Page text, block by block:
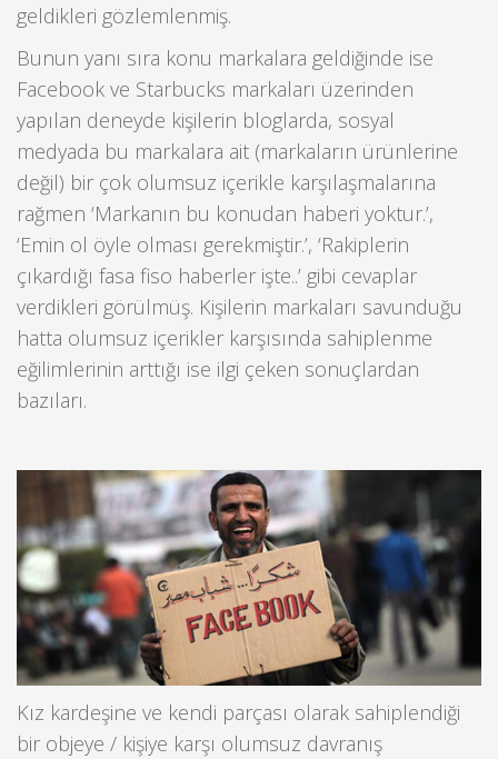
geldikleri gözlemlenmiş.
Bunun yanı sıra konu markalara geldiğinde ise
Facebook ve Starbucks markaları üzerinden
yapılan deneyde kişilerin bloglarda, sosyal
medyada bu markalara ait (markaların ürünlerine
değil) bir çok olumsuz içerikle karşılaşmalarına
rağmen ‘Markanın bu konudan haberi yoktur.’,
‘Emin ol öyle olması gerekmiştir.’, ‘Rakiplerin
çıkardığı fasa fiso haberler işte..’ gibi cevaplar
verdikleri görülmüş. Kişilerin markaları savunduğu
hatta olumsuz içerikler karşısında sahiplenme
eğilimlerinin arttığı ise ilgi çeken sonuçlardan
bazıları.
Kız kardeşine ve kendi parçası olarak sahiplendiği
bir objeye / kişiye karşı olumsuz davranış